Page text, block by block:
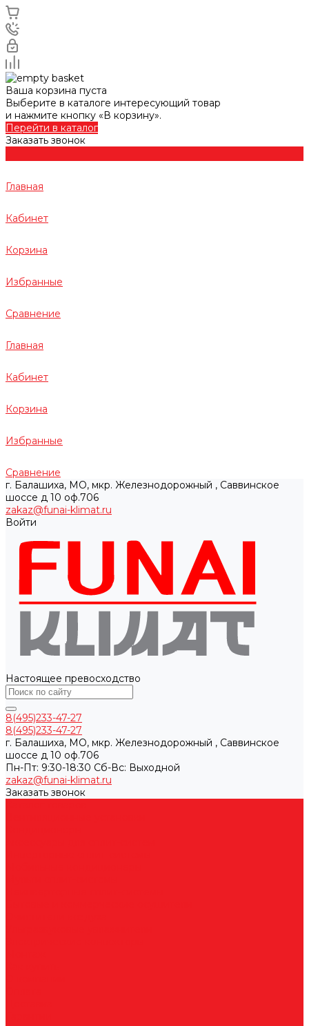
Ваша корзина пуста
Выберите в каталоге интересующий товар
и нажмите кнопку «В корзину».
Перейти в каталог
Заказать звонок
Главная
Кабинет
Корзина
Избранные
Сравнение
Главная
Кабинет
Корзина
Избранные
Сравнение
г. Балашиха, МО, мкр. Железнодорожный , Саввинское
шоссе д 10 оф.706
zakaz@funai-klimat.ru
Войти
Настоящее превосходство
8(495)233-47-27
8(495)233-47-27
г. Балашиха, МО, мкр. Железнодорожный , Саввинское
шоссе д 10 оф.706
Пн-Пт: 9:30-18:30 Cб-Вс: Выходной
zakaz@funai-klimat.ru
Заказать звонок